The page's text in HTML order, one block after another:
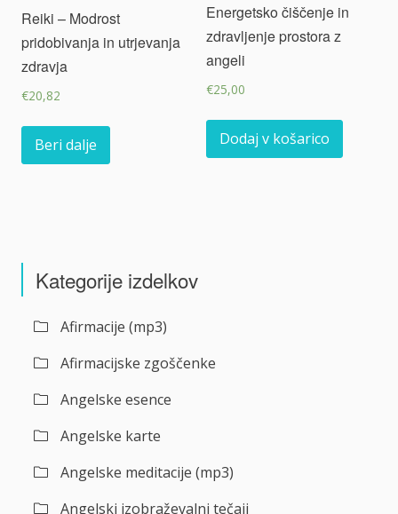
Reiki – Modrost
pridobivanja in utrjevanja
zdravja
€20,82
Beri dalje
Energetsko čiščenje in
zdravljenje prostora z
angeli
€25,00
Dodaj v košarico
Kategorije izdelkov
Afirmacije (mp3)
Afirmacijske zgoščenke
Angelske esence
Angelske karte
Angelske meditacije (mp3)
Angelski izobraževalni tečaji